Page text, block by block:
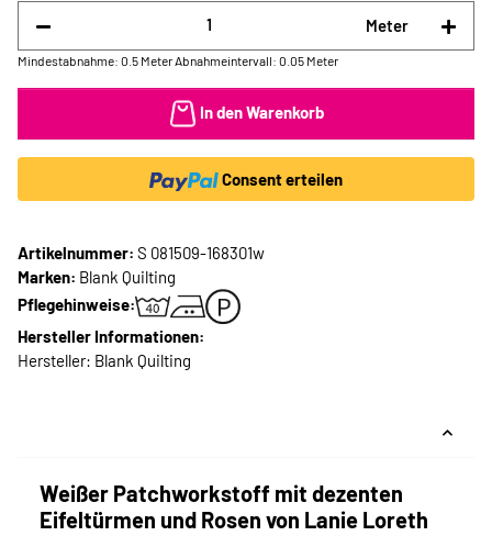
Meter
Mindestabnahme: 0.5 Meter Abnahmeintervall: 0.05 Meter
In den Warenkorb
Consent erteilen
Artikelnummer: S 081509-168301w
Marken: Blank Quilting
Pflegehinweise:
Hersteller Informationen:
Hersteller: Blank Quilting
Weißer Patchworkstoff mit dezenten
Eifeltürmen und Rosen von Lanie Loreth